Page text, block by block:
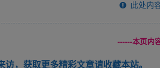
此处内
------本页内
访，获取更多精彩文章请收藏本站。